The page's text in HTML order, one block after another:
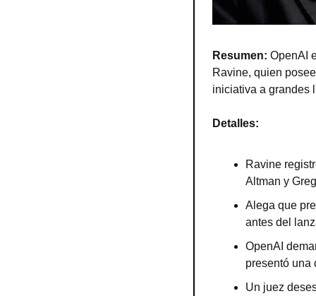
Resumen: OpenAI
Ravine, quien
iniciativa a grandes
Detalles:
Ravine
Altman y
Alega que
antes del
OpenAI
presentó una
Un juez